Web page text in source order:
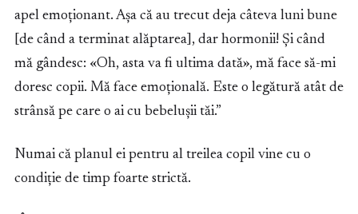
apel emoționant. Așa că au trecut deja câteva luni bune
[de când a terminat alăptarea], dar hormonii! Și când
mă gândesc: «Oh, asta va fi ultima dată», mă face să-mi
doresc copii. Mă face emoțională. Este o legătură atât de
strânsă pe care o ai cu bebelușii tăi.”
Numai că planul ei pentru al treilea copil vine cu o
condiție de timp foarte strictă.